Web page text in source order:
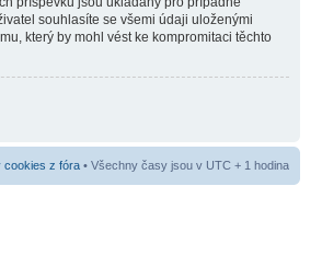
souhlasíte se všemi údaji uloženými
který by mohl vést ke kompromitaci těchto
cookies z fóra • Všechny časy jsou v UTC + 1 hodina